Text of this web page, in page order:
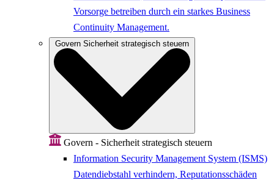
Vorsorge betreiben durch ein starkes Business
Continuity Management.
Govern Sicherheit strategisch steuern
Govern - Sicherheit strategisch steuern
Information Security Management System (ISMS)
Datendiebstahl verhindern, Reputationsschäden